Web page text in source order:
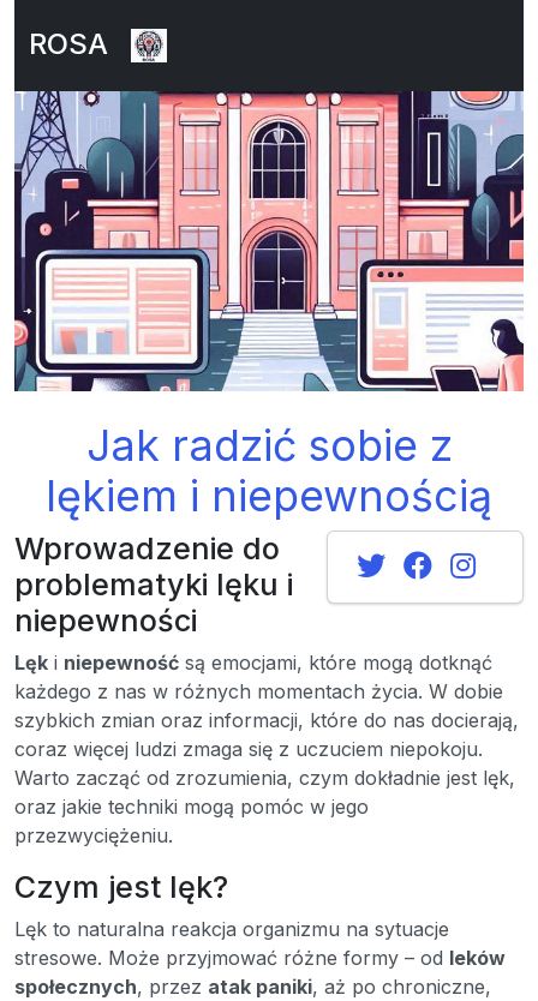
ROSA
Jak radzić sobie z
lękiem i niepewnością
Wprowadzenie do
problematyki lęku i
niepewności
Lęk i niepewność są emocjami, które mogą dotknąć
każdego z nas w różnych momentach życia. W dobie
szybkich zmian oraz informacji, które do nas docierają,
coraz więcej ludzi zmaga się z uczuciem niepokoju.
Warto zacząć od zrozumienia, czym dokładnie jest lęk,
oraz jakie techniki mogą pomóc w jego
przezwyciężeniu.
Czym jest lęk?
Lęk to naturalna reakcja organizmu na sytuacje
stresowe. Może przyjmować różne formy – od leków
społecznych, przez atak paniki, aż po chroniczne,